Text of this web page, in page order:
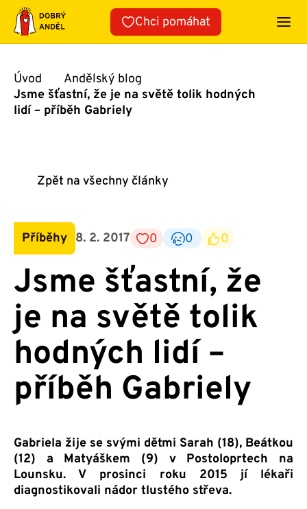
Přeskočit
obsah
Chci pomáhat
Úvod
Andělský blog
Jsme šťastní, že je na světě tolik hodných
lidí – příběh Gabriely
Zpět na všechny články
Příběhy 8. 2. 2017 0 0 0
Jsme šťastní, že
je na světě tolik
hodných lidí –
příběh Gabriely
Gabriela žije se svými dětmi Sarah (18), Beátkou
(12) a Matyáškem (9) v Postoloprtech na
Lounsku. V prosinci roku 2015 jí lékaři
diagnostikovali nádor tlustého střeva.